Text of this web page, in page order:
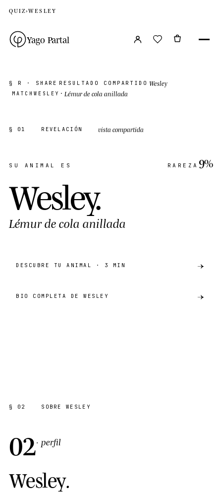
QUIZ›WESLEY
Yago Partal
§ R · SHARE RESULTADO COMPARTIDO Wesley
MATCH WESLEY · Lémur de cola anillada
§ 01 REVELACIÓN vista compartida
SU ANIMAL ES RAREZA 9%
Wesley.
Lémur de cola anillada
DESCUBRE TU ANIMAL · 3 MIN
BIO COMPLETA DE WESLEY
§ 02 SOBRE WESLEY
02· perfil
Wesley.